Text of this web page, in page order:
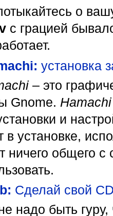
о
с грацией
установка
– это
Gnome. Hamachi
и
в установке,
ничего общего
Сделай свой
надо быть